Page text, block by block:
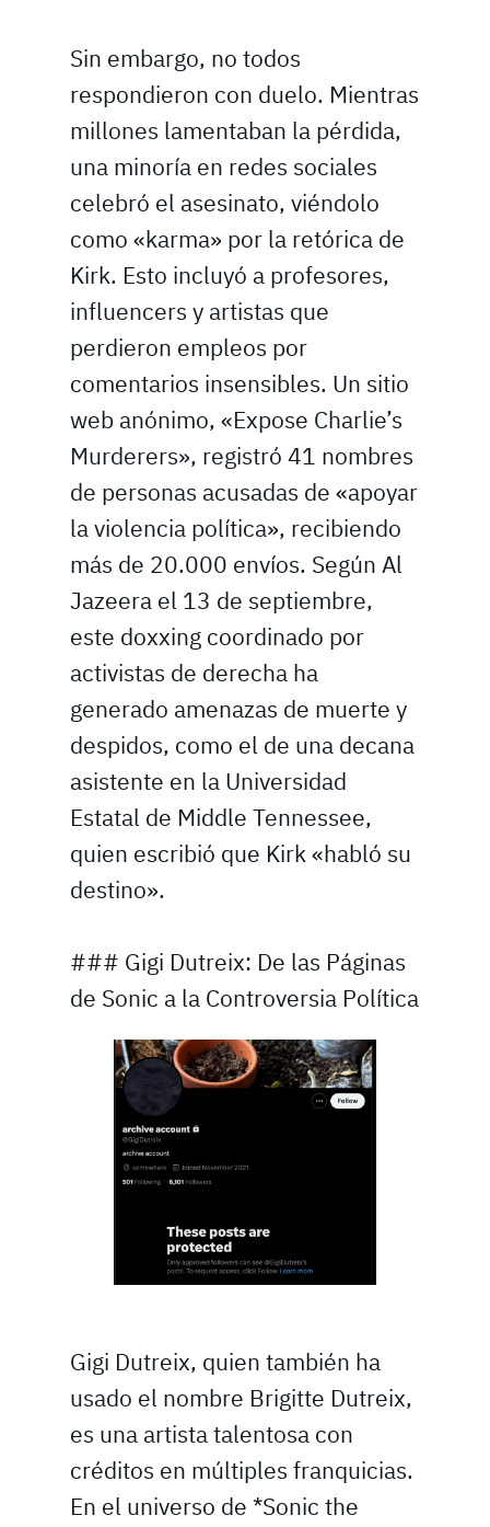
Sin embargo, no todos
respondieron con duelo. Mientras
millones lamentaban la pérdida,
una minoría en redes sociales
celebró el asesinato, viéndolo
como «karma» por la retórica de
Kirk. Esto incluyó a profesores,
influencers y artistas que
perdieron empleos por
comentarios insensibles. Un sitio
web anónimo, «Expose Charlie’s
Murderers», registró 41 nombres
de personas acusadas de «apoyar
la violencia política», recibiendo
más de 20.000 envíos. Según Al
Jazeera el 13 de septiembre,
este doxxing coordinado por
activistas de derecha ha
generado amenazas de muerte y
despidos, como el de una decana
asistente en la Universidad
Estatal de Middle Tennessee,
quien escribió que Kirk «habló su
destino».
### Gigi Dutreix: De las Páginas
de Sonic a la Controversia Política
Gigi Dutreix, quien también ha
usado el nombre Brigitte Dutreix,
es una artista talentosa con
créditos en múltiples franquicias.
En el universo de *Sonic the